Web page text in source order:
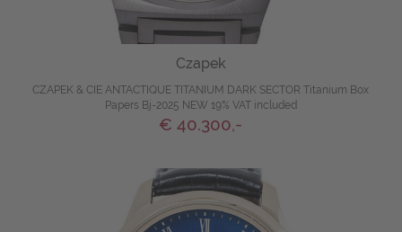
Czapek
CZAPEK & CIE ANTACTIQUE TITANIUM DARK SECTOR Titanium Box
Papers Bj-2025 NEW 19% VAT included
€ 40.300,-